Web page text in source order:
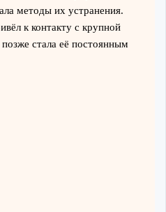
методы их устранения.
к контакту с крупной
стала её постоянным